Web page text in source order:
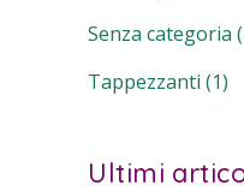
Senza categoria
Tappezzanti (1)
Ultimi